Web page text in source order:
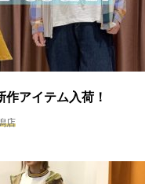
作アイテム入荷！
店